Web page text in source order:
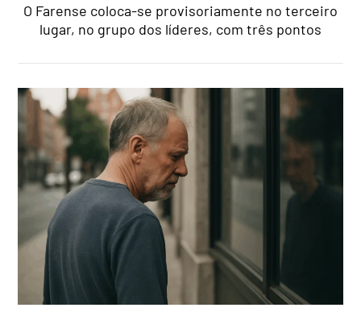
O Farense coloca-se provisoriamente no terceiro
lugar, no grupo dos líderes, com três pontos